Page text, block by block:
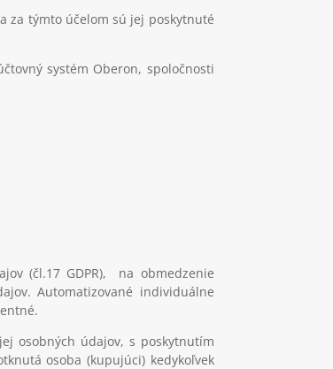
za týmto účelom sú jej poskytnuté
systém Oberon, spoločnosti
(čl.17 GDPR), na obmedzenie
Automatizované individuálne
osobných údajov, s poskytnutím
osoba (kupujúci) kedykoľvek